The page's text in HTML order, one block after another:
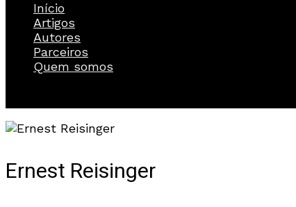
Início
Artigos
Autores
Parceiros
Quem somos
Ernest Reisinger